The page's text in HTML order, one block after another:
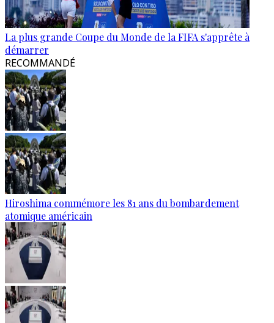
La plus grande Coupe du Monde de la FIFA s'apprête à
démarrer
RECOMMANDÉ
Hiroshima commémore les 81 ans du bombardement
atomique américain